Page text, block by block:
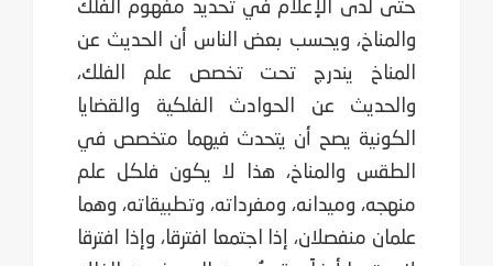
حتى لدى الإعلام في تحديد مفهوم الفلك
والمناخ، ويحسب بعض الناس أن الحديث عن
المناخ يندرج تحت تخصص علم الفلك،
والحديث عن الحوادث الفلكية والقضايا
الكونية يصح أن يتحدث فيهما متخصص في
الطقس والمناخ، هذا لا يكون فلكل علم
منهجه، وميدانه، ومفرداته، وتطبيقاته، وهما
علمان منفصلان، إذا اجتمعا افترقا، وإذا افترقا